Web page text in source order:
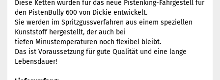
Diese Ketten wurden für das neue Pistenking-Fahrgestell für
den PistenBully 600 von Dickie entwickelt.
Sie werden im Spritzgussverfahren aus einem speziellen
Kunststoff hergestellt, der auch bei
tiefen Minustemperaturen noch flexibel bleibt.
Das ist Voraussetzung für gute Qualität und eine lange
Lebensdauer!